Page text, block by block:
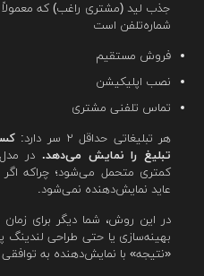
جذب لید (مشتری راغب) که
شماره‌تلفن است
فروش مستقیم
نصب اپلیکیشن
تماس تلفنی مشتری
هر تبلیغاتی حداقل ۲ سر دارد:
تبلیغ را نمایش می‌دهد.در مدل
کمتری متحمل می‌شود؛ چراکه اگر
عاید نمایش‌دهنده نمی‌شود.
در این روش، شما دیگر برای
بهینه‌سازی یا حتی طراحی لندینگ
«نتیجه» با نمایش‌دهنده به